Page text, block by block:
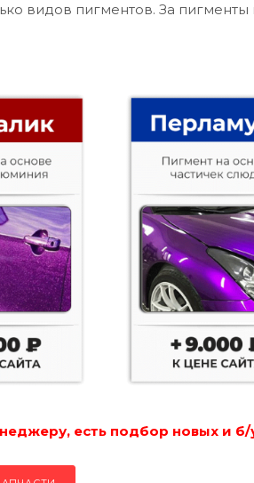
видов пигментов. За пигменты
есть подбор новых и б/